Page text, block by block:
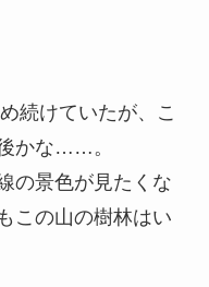
続けていたが、こ
かな……。
の景色が見たくな
この山の樹林はい